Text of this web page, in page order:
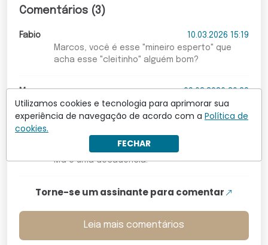
Comentários (3)
Fabio
10.03.2026 15:19
Marcos, você é esse "mineiro esperto" que
acha esse "cleitinho" alguém bom?
Marcos
09.03.2026 20:39
O MINEIRO É ESPERTO. VAI ELEGER UM CARA BOM.
RARIDADE.
MG é uma decadência.
Torne-se um assinante para comentar
Leia mais comentários
Utilizamos cookies e tecnologia para aprimorar sua
experiência de navegação de acordo com a Política de
cookies.
FECHAR